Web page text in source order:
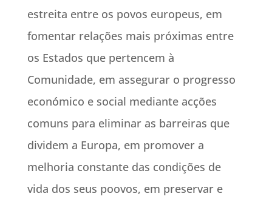
estreita entre os povos europeus, em
fomentar relações mais próximas entre
os Estados que pertencem à
Comunidade, em assegurar o progresso
económico e social mediante acções
comuns para eliminar as barreiras que
dividem a Europa, em promover a
melhoria constante das condições de
vida dos seus poovos, em preservar e